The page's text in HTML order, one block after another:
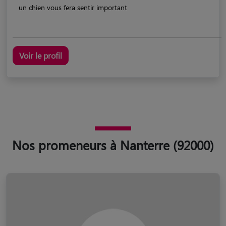
un chien vous fera sentir important
Voir le profil
Nos promeneurs à Nanterre (92000)